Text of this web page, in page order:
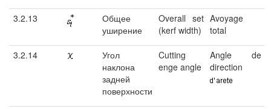
3.2.13
Общее
уширение
Overall set
(kerf width)
Avoyage
total
3.2.14
Угол
наклона
задней
поверхности
Cutting
enge angle
Angle de
direction